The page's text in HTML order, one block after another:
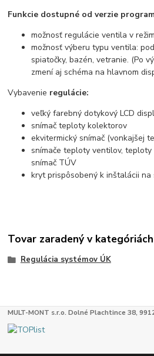
Funkcie dostupné od verzie
možnosť regulácie ventila v
možnosť výberu typu ventila:
spiatočky, bazén, vetranie. (Po
zmení aj schéma na hlavnom
Vybavenie regulácie:
veľký farebný dotykový LCD
snímač teploty kolektorov
ekvitermický snímač (vonkajšej
snímače teploty ventilov,
snímač TÚV
kryt prispôsobený k inštalácii na
Tovar zaradený v kategóriách
Regulácia systémov ÚK
MULT-MONT s.r.o. Dolné Plachtince 38,